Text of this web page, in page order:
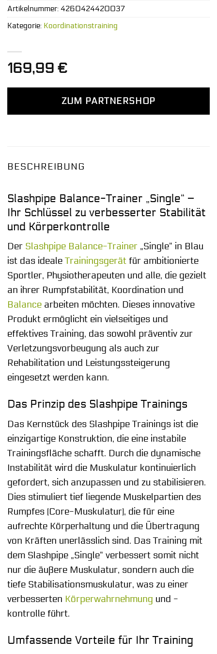
169,99 €
ZUM PARTNERSHOP
Artikelnummer: 4260424420037
Kategorie: Koordinationstraining
BESCHREIBUNG
Slashpipe Balance-Trainer „Single“ –
Ihr Schlüssel zu verbesserter Stabilität
und Körperkontrolle
Der Slashpipe Balance-Trainer „Single“ in Blau
ist das idealeTrainingsgerät für ambitionierte
Sportler, Physiotherapeuten und alle, die gezielt
an ihrer Rumpfstabilität, Koordination und
Balance arbeiten möchten. Dieses innovative
Produkt ermöglicht ein vielseitiges und
effektives Training, das sowohl präventiv zur
Verletzungsvorbeugung als auch zur
Rehabilitation und Leistungssteigerung
eingesetzt werden kann.
Das Prinzip des Slashpipe Trainings
Das Kernstück des Slashpipe Trainings ist die
einzigartige Konstruktion, die eine instabile
Trainingsfläche schafft. Durch die dynamische
Instabilität wird die Muskulatur kontinuierlich
gefordert, sich anzupassen und zu stabilisieren.
Dies stimuliert tief liegende Muskelpartien des
Rumpfes (Core-Muskulatur), die für eine
aufrechte Körperhaltung und die Übertragung
von Kräften unerlässlich sind. Das Training mit
dem Slashpipe „Single“ verbessert somit nicht
nur die äußere Muskulatur, sondern auch die
tiefe Stabilisationsmuskulatur, was zu einer
verbesserten Körperwahrnehmung und -
kontrolle führt.
Umfassende Vorteile für Ihr Training